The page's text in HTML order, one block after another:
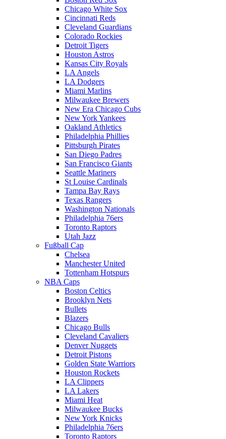
Chicago White Sox
Cincinnati Reds
Cleveland Guardians
Colorado Rockies
Detroit Tigers
Houston Astros
Kansas City Royals
LA Angels
LA Dodgers
Miami Marlins
Milwaukee Brewers
New Era Chicago Cubs
New York Yankees
Oakland Athletics
Philadelphia Phillies
Pittsburgh Pirates
San Diego Padres
San Francisco Giants
Seattle Mariners
St Louise Cardinals
Tampa Bay Rays
Texas Rangers
Washington Nationals
Philadelphia 76ers
Toronto Raptors
Utah Jazz
Fußball Cap
Chelsea
Manchester United
Tottenham Hotspurs
NBA Caps
Boston Celtics
Brooklyn Nets
Bullets
Blazers
Chicago Bulls
Cleveland Cavaliers
Denver Nuggets
Detroit Pistons
Golden State Warriors
Houston Rockets
LA Clippers
LA Lakers
Miami Heat
Milwaukee Bucks
New York Knicks
Philadelphia 76ers
Toronto Raptors